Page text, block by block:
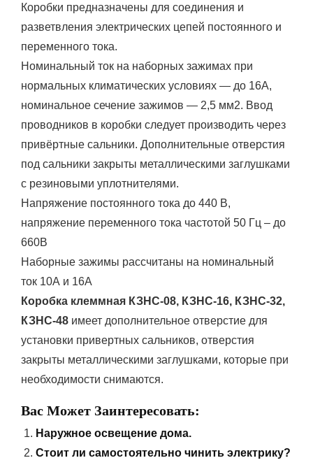
Коробки предназначены для соединения и
разветвления электрических цепей постоянного и
переменного тока.
Номинальный ток на наборных зажимах при
нормальных климатических условиях — до 16А,
номинальное сечение зажимов — 2,5 мм2. Ввод
проводников в коробки следует производить через
привёртные сальники. Дополнительные отверстия
под сальники закрыты металлическими заглушками
с резиновыми уплотнителями.
Напряжение постоянного тока до 440 В,
напряжение переменного тока частотой 50 Гц – до
660В
Наборные зажимы рассчитаны на номинальный
ток 10А и 16А
Коробка клеммная КЗНС-08, КЗНС-16, КЗНС-32,
КЗНС-48 имеет дополнительное отверстие для
установки привертных сальников, отверстия
закрыты металлическими заглушками, которые при
необходимости снимаются.
Вас Может Заинтересовать:
Наружное освещение дома.
Стоит ли самостоятельно чинить электрику?